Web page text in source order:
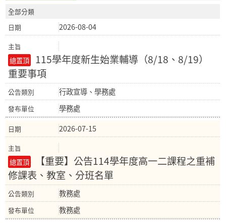
全部分類
2026-08-04
115學年度新生始業輔導（8/18、8/19）
重要事項
行政宣導、學務處
學務處
2026-07-15
【重要】公告114學年度高一二課程之重補
修課表、教室、分班名單
教務處
教務處